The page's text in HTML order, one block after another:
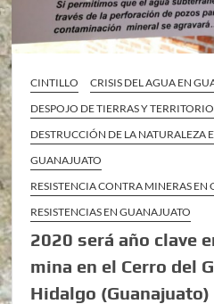
CINTILLO
CRISIS DEL AGUA EN
DESPOJO DE TIERRAS Y
DESTRUCCIÓN DE LA NATURALEZA
GUANAJUATO
RESISTENCIA CONTRA MINERAS EN
RESISTENCIAS EN GUANAJUATO
2020 será año clave
mina en el Cerro del
Hidalgo (Guanajuato)